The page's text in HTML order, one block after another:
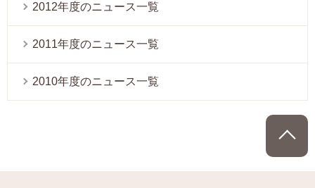
2012年度のニュース一覧
2011年度のニュース一覧
2010年度のニュース一覧